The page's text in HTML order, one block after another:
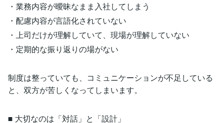
・業務内容が曖昧なまま入社してしまう
・配慮内容が言語化されていない
・上司だけが理解していて、現場が理解していない
・定期的な振り返りの場がない
制度は整っていても、コミュニケーションが不足している
と、双方が苦しくなってしまいます。
■ 大切なのは「対話」と「設計」